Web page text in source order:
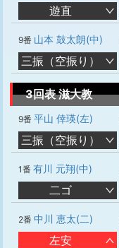
遊直
9番 山本 鼓太朗(中)
三振（空振り）
3回表 滋大教
9番 平山 倖瑛(左)
三振（空振り）
1番 有川 元翔(中)
二ゴ
2番 中川 恵太(二)
左安